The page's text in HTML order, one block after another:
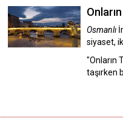
Osmanlı
siyaset,
"Onların
taşırken